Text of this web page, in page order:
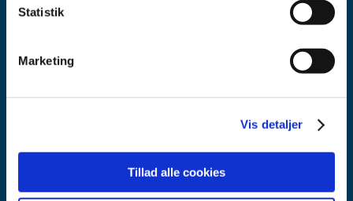
Statistik
Marketing
Vis detaljer
Tillad alle cookies
Danish Medicines Agency
The Danish Medicines Agency is part of the
Ministry of Health and Ecclesiastical Affairs of Denmark.